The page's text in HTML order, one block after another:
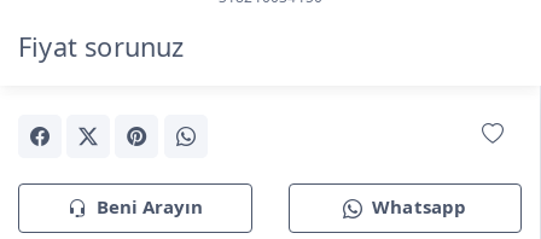
Fiyat sorunuz
Beni Arayın Whatsapp